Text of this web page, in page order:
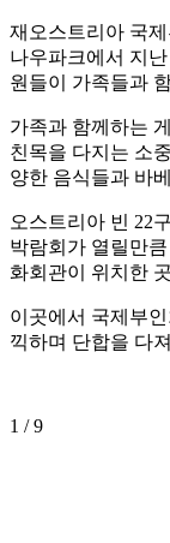
재오스트리아 국
나우파크에서 지
원들이 가족들과
가족과 함께하는
친목을 다지는 소
양한 음식들과 바
오스트리아 빈 22
박람회가 열릴만
화회관이 위치한
이곳에서 국제부
끽하며 단합을 다
1 / 9